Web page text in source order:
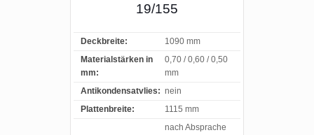
19/155
Deckbreite:
1090 mm
Materialstärken in
mm:
0,70 / 0,60 / 0,50
mm
Antikondensatvlies: nein
Plattenbreite:
1115 mm
nach Absprache